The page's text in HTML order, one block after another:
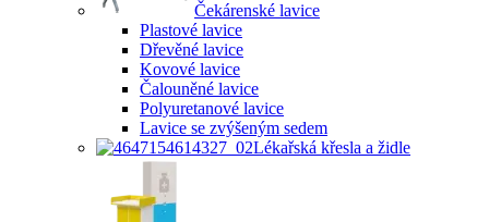
Čekárenské lavice
Plastové lavice
Dřevěné lavice
Kovové lavice
Čalouněné lavice
Polyuretanové lavice
Lavice se zvýšeným sedem
Lékařská křesla a židle